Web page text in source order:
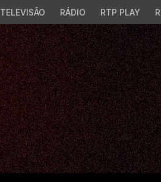
TELEVISÃO RÁDIO RTP PLAY